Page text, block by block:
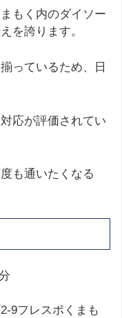
もく内のダイソー
を誇ります。
っているため、日
応が評価されてい
も通いたくなる
9フレスポくまも